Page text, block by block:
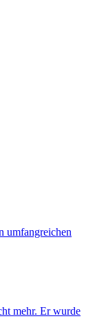
umfangreichen
mehr. Er wurde